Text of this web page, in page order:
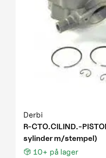
Derbi
R-CTO.CILIND.-
sylinder m/stempel)
10+ på lager